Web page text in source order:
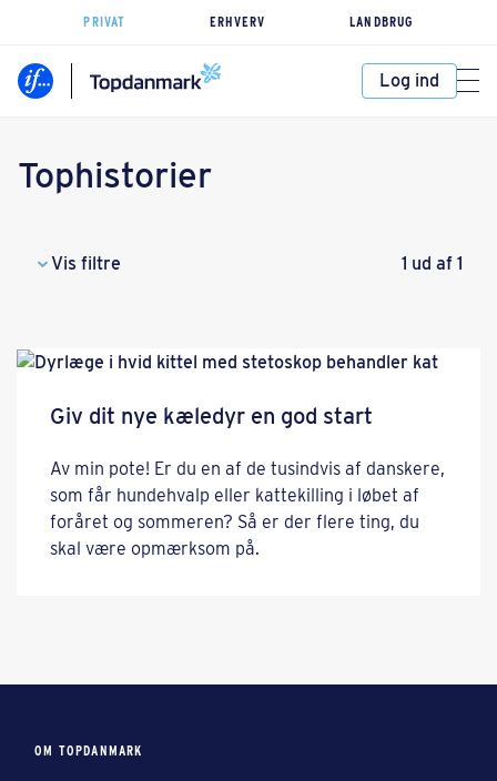
PRIVAT ERHVERV LANDBRUG
Log ind
Tophistorier
Vis filtre 1 ud af 1
Giv dit nye kæledyr en god start
Av min pote! Er du en af de tusindvis af danskere,
som får hundehvalp eller kattekilling i løbet af
foråret og sommeren? Så er der flere ting, du
skal være opmærksom på.
OM TOPDANMARK